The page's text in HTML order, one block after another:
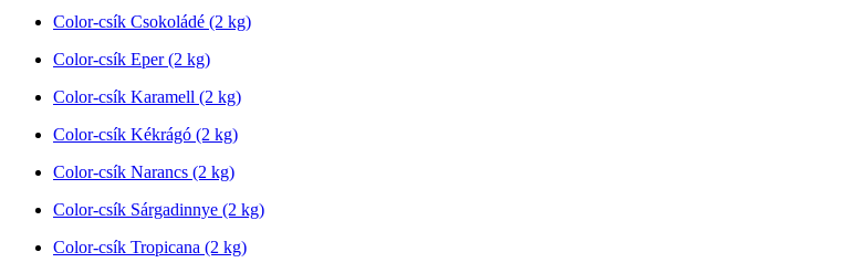
Color-csík Csokoládé (2 kg)
Color-csík Eper (2 kg)
Color-csík Karamell (2 kg)
Color-csík Kékrágó (2 kg)
Color-csík Narancs (2 kg)
Color-csík Sárgadinnye (2 kg)
Color-csík Tropicana (2 kg)